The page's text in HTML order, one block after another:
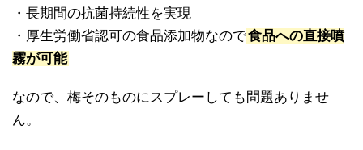
・長期間の抗菌持続性を実現
・厚生労働省認可の食品添加物なので食品への直接噴
霧が可能
なので、梅そのものにスプレーしても問題ありませ
ん。